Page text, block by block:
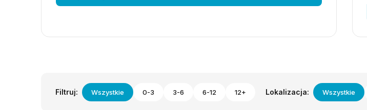
Filtruj: Wszystkie 0-3 3-6 6-12 12+ Lokalizacja: Wszystkie